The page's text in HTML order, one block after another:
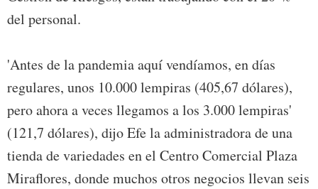
del personal.
'Antes de la pandemia aquí vendíamos, en días
regulares, unos 10.000 lempiras (405,67 dólares),
pero ahora a veces llegamos a los 3.000 lempiras'
(121,7 dólares), dijo Efe la administradora de una
tienda de variedades en el Centro Comercial Plaza
Miraflores, donde muchos otros negocios llevan seis